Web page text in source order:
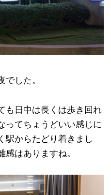
した。
も日中は長くは歩き回れ
ってちょうどいい感じに
駅からたどり着きまし
はありますね。